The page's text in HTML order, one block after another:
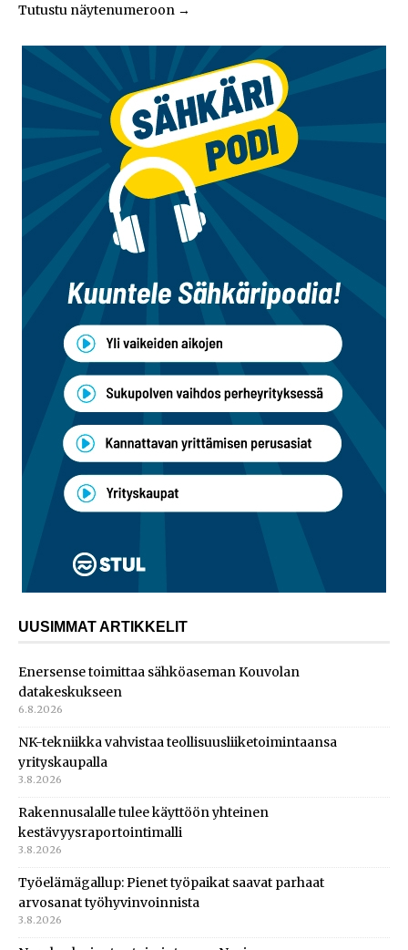
Tutustu näytenumeroon →
UUSIMMAT ARTIKKELIT
Enersense toimittaa sähköaseman Kouvolan
datakeskukseen
6.8.2026
NK-tekniikka vahvistaa teollisuusliiketoimintaansa
yrityskaupalla
3.8.2026
Rakennusalalle tulee käyttöön yhteinen
kestävyysraportointimalli
3.8.2026
Työelämägallup: Pienet työpaikat saavat parhaat
arvosanat työhyvinvoinnista
3.8.2026